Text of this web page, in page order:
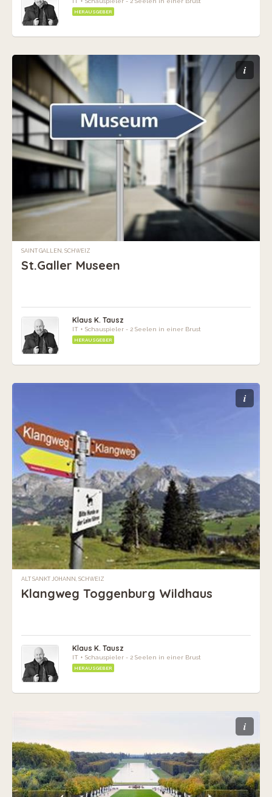
HERAUSGEBER
i
SAINT GALLEN, SCHWEIZ
St.Galler Museen
Klaus K. Tausz
IT + Schauspieler - 2 Seelen in einer Brust
HERAUSGEBER
i
ALT SANKT JOHANN, SCHWEIZ
Klangweg Toggenburg Wildhaus
Klaus K. Tausz
IT + Schauspieler - 2 Seelen in einer Brust
HERAUSGEBER
i